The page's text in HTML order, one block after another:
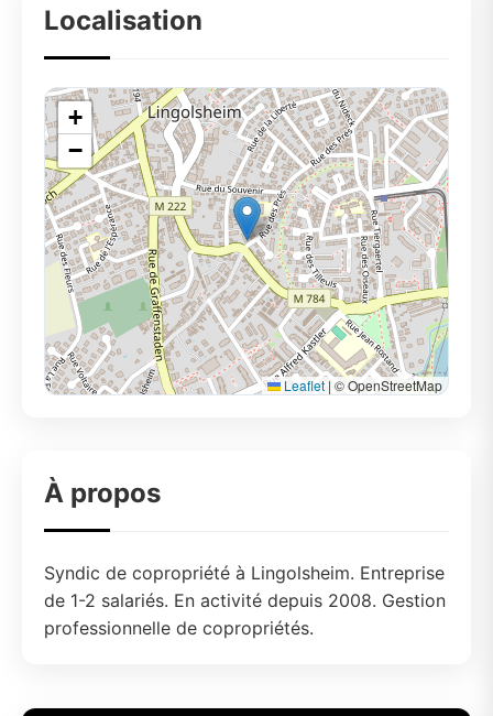
Localisation
+
−
Leaflet | © OpenStreetMap
À propos
Syndic de copropriété à Lingolsheim. Entreprise
de 1-2 salariés. En activité depuis 2008. Gestion
professionnelle de copropriétés.